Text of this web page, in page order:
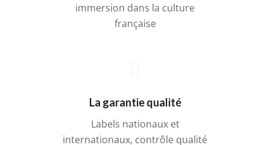
immersion dans la culture
française
La garantie qualité
Labels nationaux et
internationaux, contrôle qualité